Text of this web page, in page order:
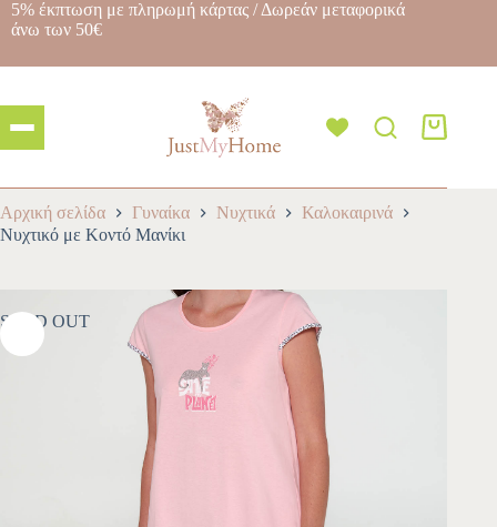
5% έκπτωση με πληρωμή κάρτας / Δωρεάν μεταφορικά
άνω των 50€
Αρχική σελίδα Γυναίκα Νυχτικά
Καλοκαιρινά
Νυχτικό με Κοντό Μανίκι
SOLD OUT